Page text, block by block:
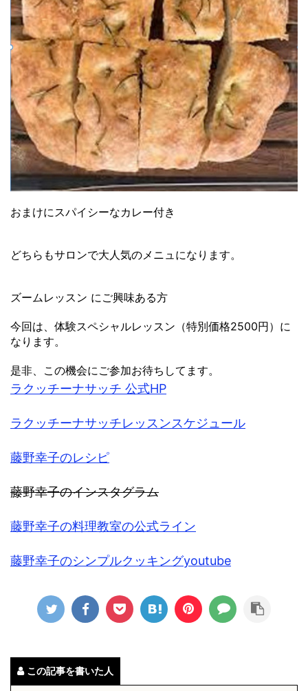
おまけにスパイシーなカレー付き
どちらもサロンで大人気のメニュになります。
ズームレッスン にご興味ある方
今回は、体験スペシャルレッスン（特別価格2500円）に
なります。
是非、この機会にご参加お待ちしてます。
ラクッチーナサッチ 公式HP
ラクッチーナサッチレッスンスケジュール
藤野幸子のレシピ
藤野幸子のインスタグラム
藤野幸子の料理教室の公式ライン
藤野幸子のシンプルクッキングyoutube
この記事を書いた人